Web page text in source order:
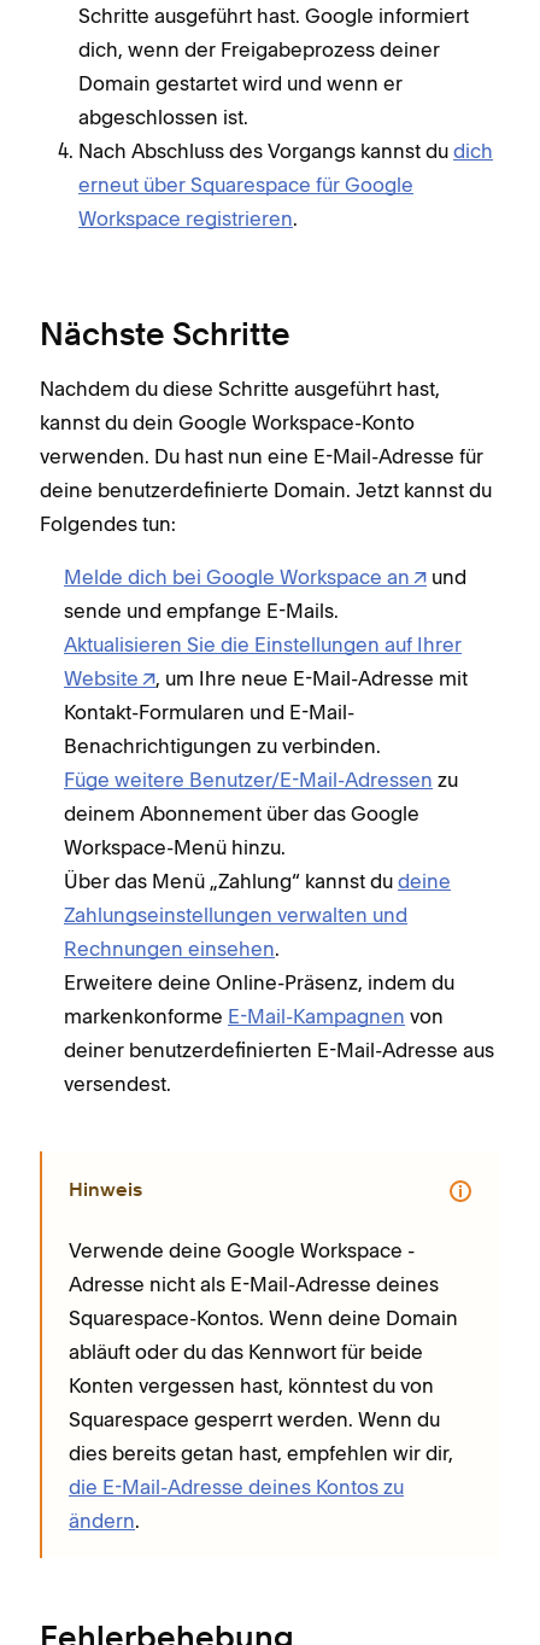
Schritte ausgeführt hast. Google informiert
dich, wenn der Freigabeprozess deiner
Domain gestartet wird und wenn er
abgeschlossen ist.
Nach Abschluss des Vorgangs kannst du dich
erneut über Squarespace für Google
Workspace registrieren.
Nächste Schritte
Nachdem du diese Schritte ausgeführt hast,
kannst du dein Google Workspace-Konto
verwenden. Du hast nun eine E-Mail-Adresse für
deine benutzerdefinierte Domain. Jetzt kannst du
Folgendes tun:
Melde dich bei Google Workspace an
und
sende und empfange E-Mails.
Aktualisieren Sie die Einstellungen auf Ihrer
Website
, um Ihre neue E-Mail-Adresse mit
Kontakt-Formularen und E-Mail-
Benachrichtigungen zu verbinden.
Füge weitere Benutzer/E-Mail-Adressen zu
deinem Abonnement über das Google
Workspace-Menü hinzu.
Über das Menü „Zahlung“ kannst du deine
Zahlungseinstellungen verwalten und
Rechnungen einsehen.
Erweitere deine Online-Präsenz, indem du
markenkonforme E-Mail-Kampagnen von
deiner benutzerdefinierten E-Mail-Adresse aus
versendest.
Hinweis
Verwende deine Google Workspace -
Adresse nicht als E-Mail-Adresse deines
Squarespace-Kontos. Wenn deine Domain
abläuft oder du das Kennwort für beide
Konten vergessen hast, könntest du von
Squarespace gesperrt werden. Wenn du
dies bereits getan hast, empfehlen wir dir,
die E-Mail-Adresse deines Kontos zu
ändern.